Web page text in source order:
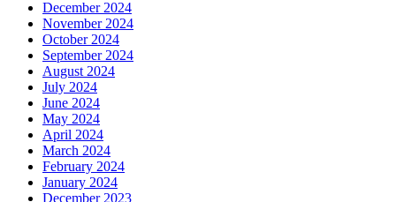
December 2024
November 2024
October 2024
September 2024
August 2024
July 2024
June 2024
May 2024
April 2024
March 2024
February 2024
January 2024
December 2023